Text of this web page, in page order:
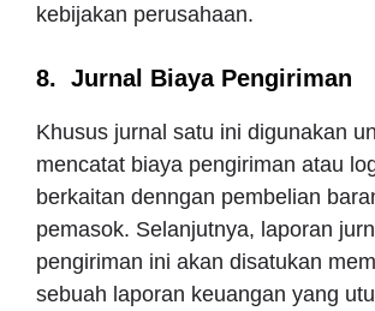
kebijakan perusahaan.
8. Jurnal Biaya Pengiriman
Khusus jurnal satu ini digunakan
mencatat biaya pengiriman atau
berkaitan denngan pembelian
pemasok. Selanjutnya, laporan
pengiriman ini akan disatukan
sebuah laporan keuangan yang